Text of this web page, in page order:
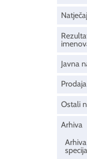
Javna
Prodaja
Ostali
Arhiva